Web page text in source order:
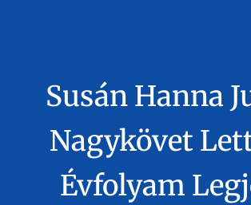
Susán Hanna
Nagykövet
Évfolyam